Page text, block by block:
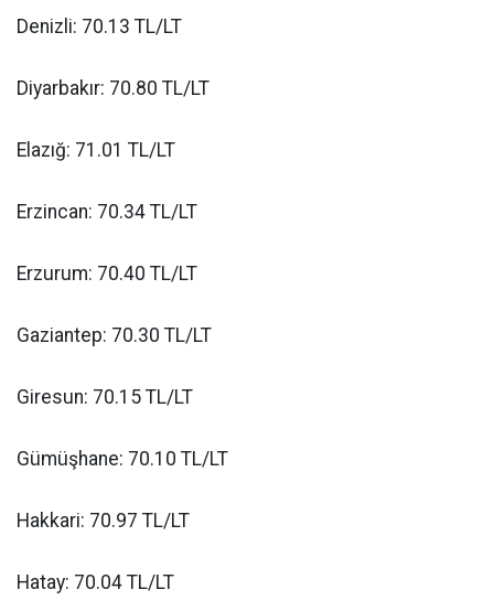
Denizli: 70.13 TL/LT
Diyarbakır: 70.80 TL/LT
Elazığ: 71.01 TL/LT
Erzincan: 70.34 TL/LT
Erzurum: 70.40 TL/LT
Gaziantep: 70.30 TL/LT
Giresun: 70.15 TL/LT
Gümüşhane: 70.10 TL/LT
Hakkari: 70.97 TL/LT
Hatay: 70.04 TL/LT